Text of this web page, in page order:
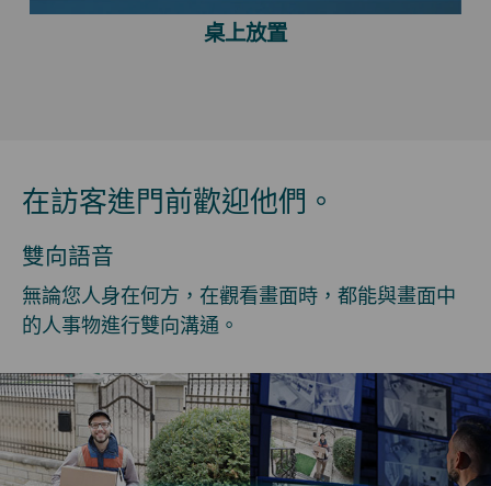
桌上放置
在訪客進門前歡迎他們。
雙向語音
無論您人身在何方，在觀看畫面時，都能與畫面中
的人事物進行雙向溝通。